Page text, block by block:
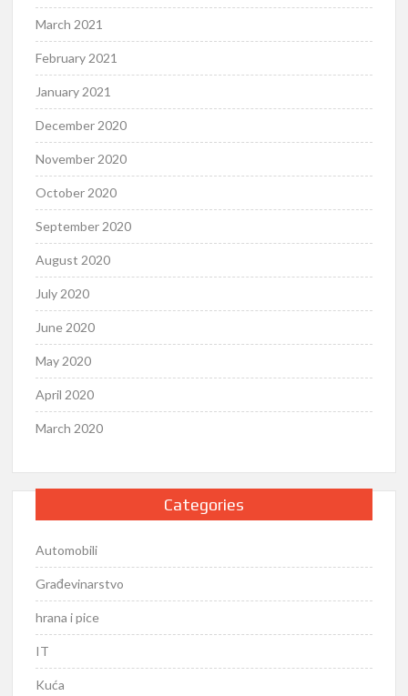
March 2021
February 2021
January 2021
December 2020
November 2020
October 2020
September 2020
August 2020
July 2020
June 2020
May 2020
April 2020
March 2020
Categories
Automobili
Građevinarstvo
hrana i pice
IT
Kuća